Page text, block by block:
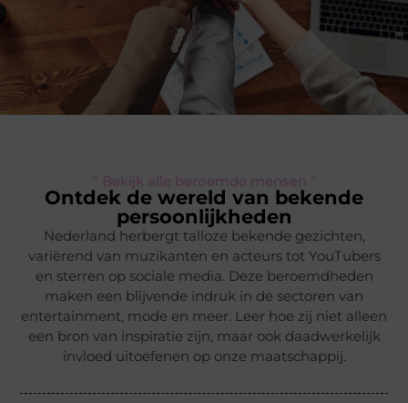
" Bekijk alle beroemde mensen "
Ontdek de wereld van bekende
persoonlijkheden
Nederland herbergt talloze bekende gezichten,
variërend van muzikanten en acteurs tot YouTubers
en sterren op sociale media. Deze beroemdheden
maken een blijvende indruk in de sectoren van
entertainment, mode en meer. Leer hoe zij niet alleen
een bron van inspiratie zijn, maar ook daadwerkelijk
invloed uitoefenen op onze maatschappij.